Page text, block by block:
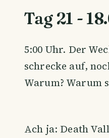
Tag 21 -
5:00 Uhr. Der
schrecke auf,
Warum? Warum
Ach ja: Death